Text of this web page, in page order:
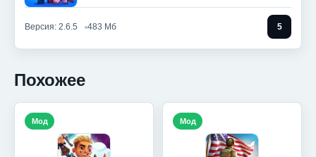
Версия: 2.6.5 483 Мб 5
Похожее
Мод Мод